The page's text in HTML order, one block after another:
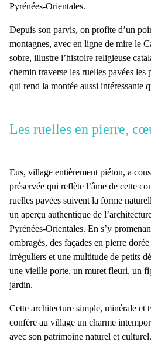
Pyrénées-Orientales.
Depuis son parvis, on profite d’un
montagnes, avec en ligne de mire le
sobre, illustre l’histoire religieuse
chemin traverse les ruelles pavées les
qui rend la montée aussi intéressante
Les ruelles en pierre,
Eus, village entièrement piéton, a
préservée qui reflète l’âme de cette
ruelles pavées suivent la forme
un aperçu authentique de
Pyrénées-Orientales. En s’y
ombragés, des façades en pierre
irréguliers et une multitude de petits
une vieille porte, un muret fleuri, un
jardin.
Cette architecture simple, minérale et
confère au village un charme
avec son patrimoine naturel et culturel.